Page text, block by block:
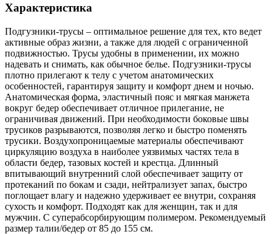
Характеристика
Подгузники-трусы – оптимальное решение для тех, кто ведет
активные образ жизни, а также для людей с ограниченной
подвижностью. Трусы удобны в применении, их можно
надевать и снимать, как обычное белье. Подгузники-трусы
плотно прилегают к телу с учетом анатомических
особенностей, гарантируя защиту и комфорт днем и ночью.
Анатомическая форма, эластичный пояс и мягкая манжета
вокруг бедер обеспечивает отличное прилегание, не
ограничивая движений. При необходимости боковые швы
трусиков разрываются, позволяя легко и быстро поменять
трусики. Воздухопроницаемые материалы обеспечивают
циркуляцию воздуха в наиболее уязвимых частях тела в
области бедер, тазовых костей и крестца. Длинный
впитывающий внутренний слой обеспечивает защиту от
протеканий по бокам и сзади, нейтрализует запах, быстро
поглощает влагу и надежно удерживает ее внутри, сохраняя
сухость и комфорт. Подходят как для женщин, так и для
мужчин. С суперабсорбирующим полимером. Рекомендуемый
размер талии/бедер от 85 до 155 см.